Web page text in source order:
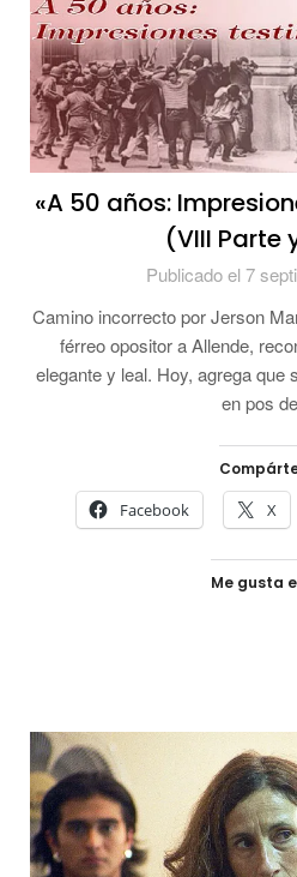
«A 50 años:
(VIII Parte
Publicado el 7
Camino incorrecto por Jerson
férreo opositor a Allende,
elegante y leal. Hoy, agrega que
en pos
Facebook X
Me gusta